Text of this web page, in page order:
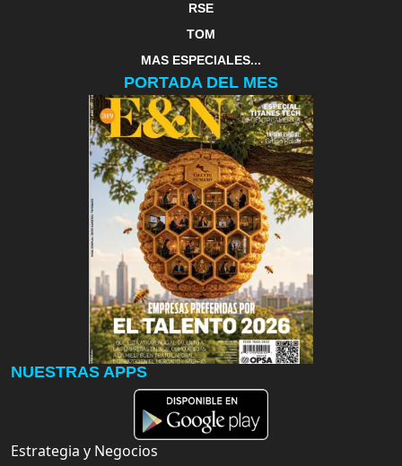
RSE
TOM
MAS ESPECIALES...
PORTADA DEL MES
NUESTRAS APPS
Estrategia y Negocios